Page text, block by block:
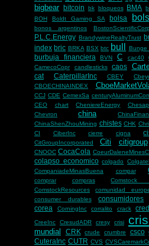
bigbear bitcoin bk bloqueos BMA
BOH Boldt Gaming SA bolsa
bonos argentinos
BostonScientificCorp
P.L.C.Energy BrandywineRealtyTrust
index bric BRKA BSX btc bull Bunge
burbuja financiera BVN C cac40
CamecoCopr
candlesticks caos
cat CaterpillarInc CBEY
CBOECHINAINDEX
CCJ CDE CemexSa
CEO chart CheniereEnergy
Chevron
china
ChinaShenZhouMining chistes CHK
CI
CiberInc cierre cigna
CitGroupIncorporated
Citi citigroup
CNOOC CocaCola
colapso economico colgado
CompaniadeMinasBuena
compar
comprar compras
Comstock
ComstockResources
comunidad
consumer durables
consumidores
corea CorningInc corralito crack
CreeInc CresudADR cresy crisi
mundial
CRK crude crumbre csco
CuteraInc CUTR CVS